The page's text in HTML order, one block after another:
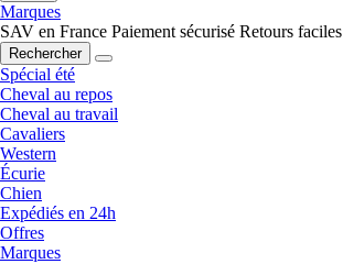
Marques
SAV en France Paiement sécurisé Retours faciles
Rechercher
Spécial été
Cheval au repos
Cheval au travail
Cavaliers
Western
Écurie
Chien
Expédiés en 24h
Offres
Marques